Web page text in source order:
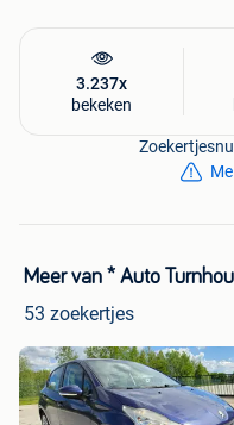
3.237x
bekeken
Meer van * Auto
53 zoekertjes